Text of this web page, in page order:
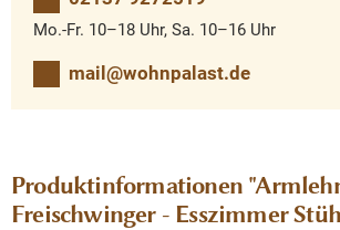
Mo.-Fr. 10–18 Uhr, Sa. 10–16 Uhr
mail@wohnpalast.de
Produktinformationen
Freischwinger - Esszimmer